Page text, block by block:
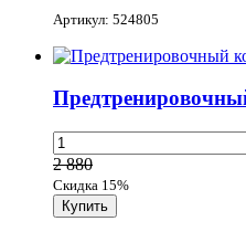
Артикул: 524805
2 880
Скидка 15%